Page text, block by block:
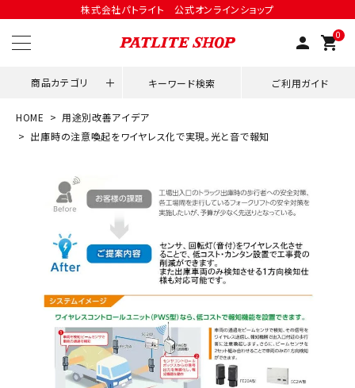
株式会社パトライト 公式オンラインショップ
person 0
shopping_cart
商品カテゴリ キーワード検索 ご利用ガイド
領収書発行はこちら
ACCOUNT MENU
ようこそ ゲスト 様
ログイン person 会員登録
ネットワーク対応
積層信号灯
HOME
用途別改善アイデア
出庫時の注意喚起をワイヤレス化で実現。光と音で報知